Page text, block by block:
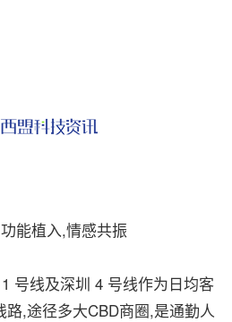
能植入,情感共振
线及深圳 4 号线作为日均客
,途径多大CBD商圈,是通勤人